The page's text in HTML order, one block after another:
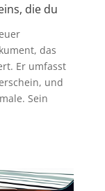
die du
das
Er umfasst
und
Sein